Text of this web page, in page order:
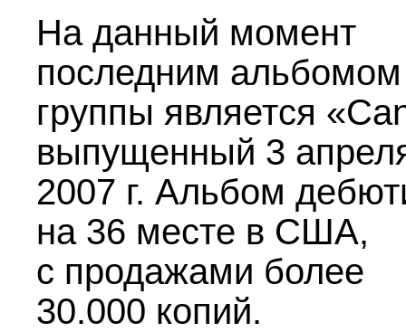
На данный момент
последним альбомом
группы является
выпущенный 3
2007 г. Альбом
на 36 месте в США,
с продажами более
30.000 копий.